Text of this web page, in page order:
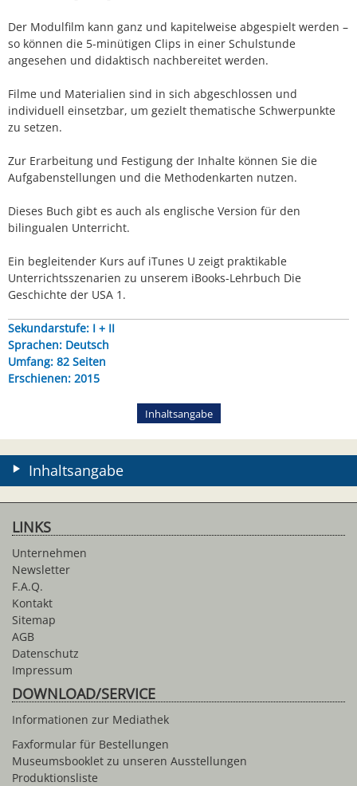
Der Modulfilm kann ganz und kapitelweise abgespielt werden –
so können die 5-minütigen Clips in einer Schulstunde
angesehen und didaktisch nachbereitet werden.
Filme und Materialien sind in sich abgeschlossen und
individuell einsetzbar, um gezielt thematische Schwerpunkte
zu setzen.
Zur Erarbeitung und Festigung der Inhalte können Sie die
Aufgabenstellungen und die Methodenkarten nutzen.
Dieses Buch gibt es auch als englische Version für den
bilingualen Unterricht.
Ein begleitender Kurs auf iTunes U zeigt praktikable
Unterrichtsszenarien zu unserem iBooks-Lehrbuch Die
Geschichte der USA 1.
Sekundarstufe: I + II
Sprachen: Deutsch
Umfang: 82 Seiten
Erschienen: 2015
Inhaltsangabe
Inhaltsangabe
LINKS
Unternehmen
Newsletter
F.A.Q.
Kontakt
Sitemap
AGB
Datenschutz
Impressum
DOWNLOAD/SERVICE
Informationen zur Mediathek
Faxformular für Bestellungen
Museumsbooklet zu unseren Ausstellungen
Produktionsliste